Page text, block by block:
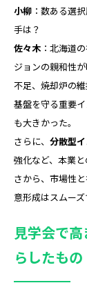
小柳 ：数ある選
手は？
佐々木 ：北海道
ジョンの親和性
不足、焼却炉の
基盤を守る重要
も大きかった。
さらに、 分散型
強化など、本業
さから、市場性
意形成はスムーズ
見学会で高
らしたもの